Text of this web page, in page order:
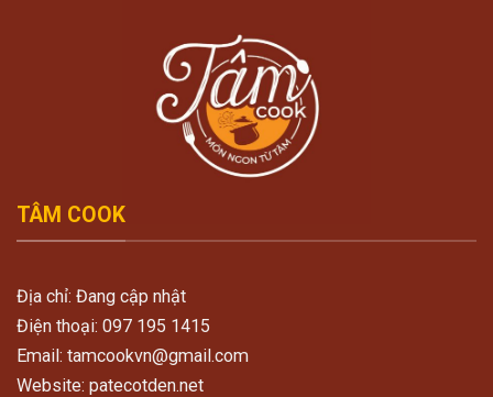
TÂM COOK
Địa chỉ: Đang cập nhật
Điện thoại: 097 195 1415
Email: tamcookvn@gmail.com
Website: patecotden.net